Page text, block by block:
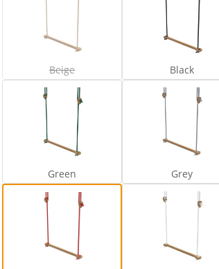
Beige
Beige
(Diese Option ist zurzeit nicht verfügbar.)
Black
Black
Green
Green
Grey
Grey
Red